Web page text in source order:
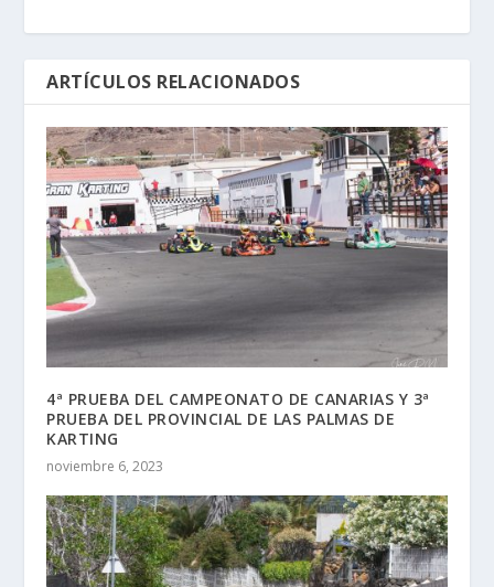
ARTÍCULOS RELACIONADOS
4ª PRUEBA DEL CAMPEONATO DE CANARIAS Y 3ª
PRUEBA DEL PROVINCIAL DE LAS PALMAS DE
KARTING
noviembre 6, 2023